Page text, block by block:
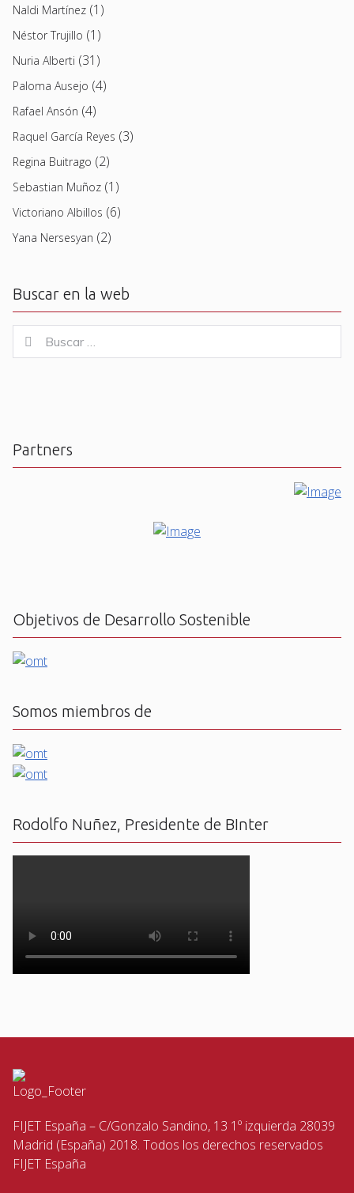
Naldi Martínez (1)
Néstor Trujillo (1)
Nuria Alberti (31)
Paloma Ausejo (4)
Rafael Ansón (4)
Raquel García Reyes (3)
Regina Buitrago (2)
Sebastian Muñoz (1)
Victoriano Albillos (6)
Yana Nersesyan (2)
Buscar en la web
for:
Buscar
Partners
Objetivos de Desarrollo Sostenible
Somos miembros de
Rodolfo Nuñez, Presidente de BInter
FIJET España – C/Gonzalo Sandino, 13 1º izquierda 28039
Madrid (España) 2018. Todos los derechos reservados
FIJET España